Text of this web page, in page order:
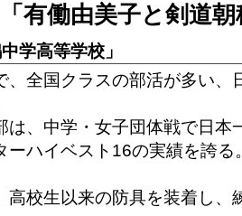
「有働由美子と剣道
学高等学校」
、全国クラスの部活が多い、
は、中学・女子団体戦で日本
ーハイベスト16の実績を誇る
高校生以来の防具を装着し、